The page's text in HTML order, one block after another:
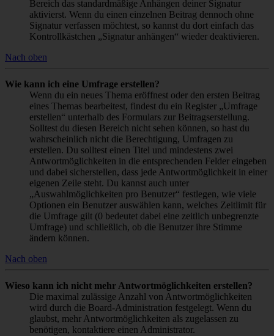
Bereich das standardmäßige Anhängen deiner Signatur
aktivierst. Wenn du einen einzelnen Beitrag dennoch ohne
Signatur verfassen möchtest, so kannst du dort einfach das
Kontrollkästchen „Signatur anhängen“ wieder deaktivieren.
Nach oben
Wie kann ich eine Umfrage erstellen?
Wenn du ein neues Thema eröffnest oder den ersten Beitrag
eines Themas bearbeitest, findest du ein Register „Umfrage
erstellen“ unterhalb des Formulars zur Beitragserstellung.
Solltest du diesen Bereich nicht sehen können, so hast du
wahrscheinlich nicht die Berechtigung, Umfragen zu
erstellen. Du solltest einen Titel und mindestens zwei
Antwortmöglichkeiten in die entsprechenden Felder eingeben
und dabei sicherstellen, dass jede Antwortmöglichkeit in einer
eigenen Zeile steht. Du kannst auch unter
„Auswahlmöglichkeiten pro Benutzer“ festlegen, wie viele
Optionen ein Benutzer auswählen kann, welches Zeitlimit für
die Umfrage gilt (0 bedeutet dabei eine zeitlich unbegrenzte
Umfrage) und schließlich, ob die Benutzer ihre Stimme
ändern können.
Nach oben
Wieso kann ich nicht mehr Antwortmöglichkeiten erstellen?
Die maximal zulässige Anzahl von Antwortmöglichkeiten
wird durch die Board-Administration festgelegt. Wenn du
glaubst, mehr Antwortmöglichkeiten als zugelassen zu
benötigen, kontaktiere einen Administrator.